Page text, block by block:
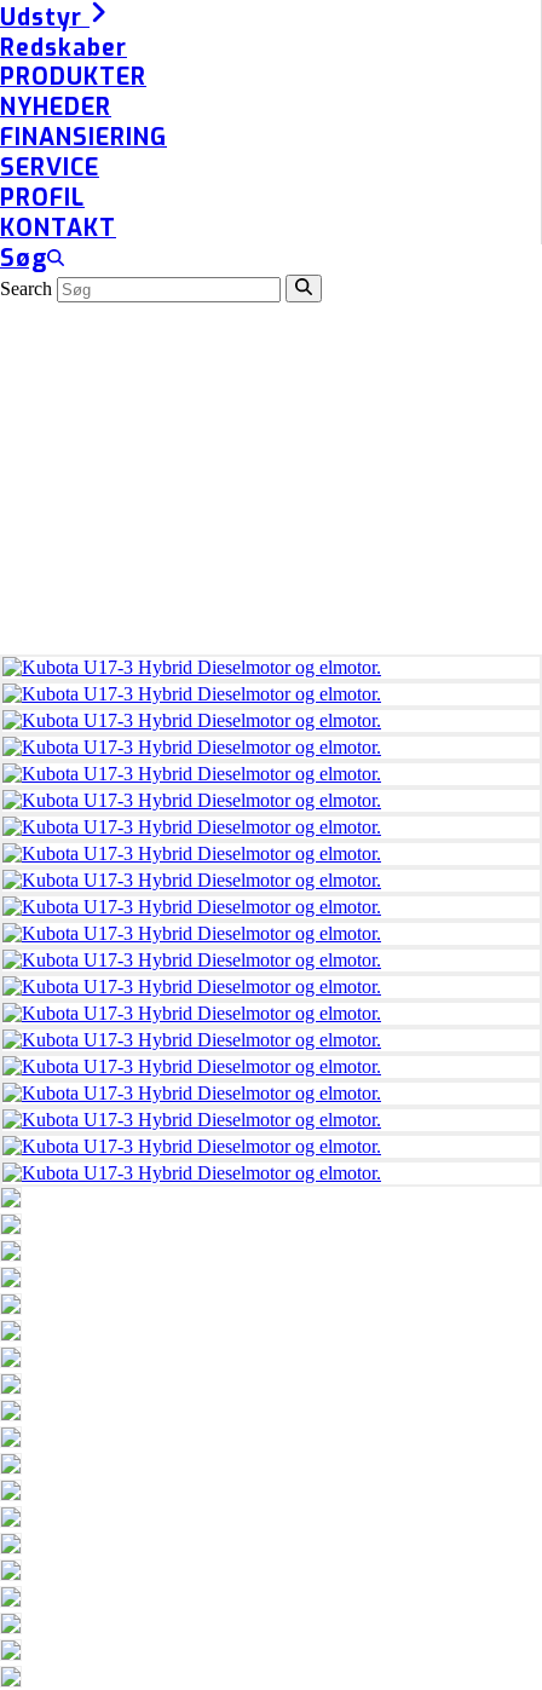
Udstyr
Redskaber
PRODUKTER
NYHEDER
FINANSIERING
SERVICE
PROFIL
KONTAKT
Søg
Search